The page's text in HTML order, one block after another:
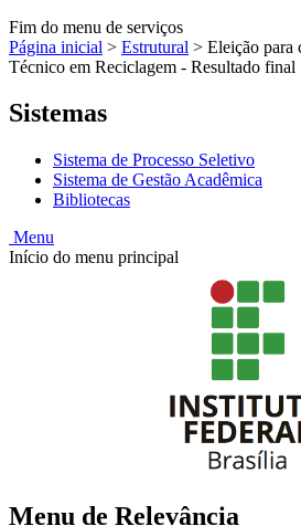
Fim do menu de serviços
Página inicial > Estrutural > Eleição para
Técnico em Reciclagem - Resultado final
Sistemas
Sistema de Processo Seletivo
Sistema de Gestão Acadêmica
Bibliotecas
Menu
Início do menu principal
Menu de Relevância